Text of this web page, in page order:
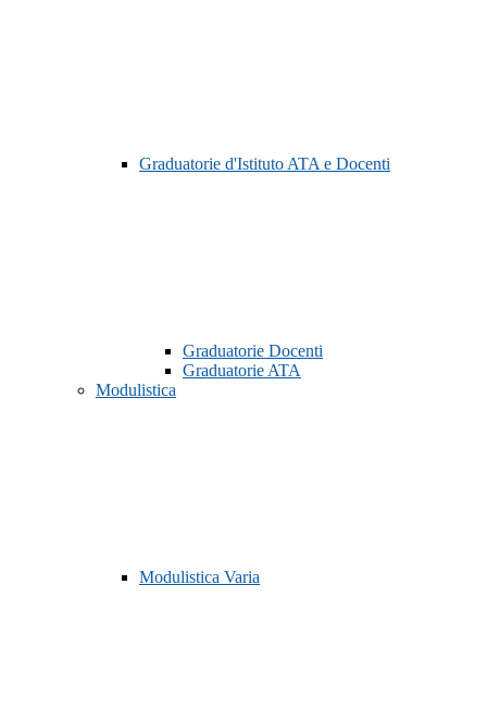
Graduatorie d'Istituto ATA e Docenti
Graduatorie Docenti
Graduatorie ATA
Modulistica
Modulistica Varia